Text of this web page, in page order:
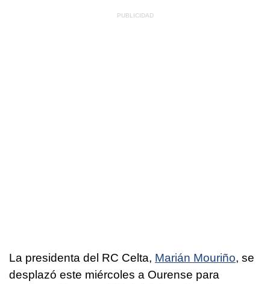
La presidenta del RC Celta, Marián Mouriño, se
desplazó este miércoles a Ourense para